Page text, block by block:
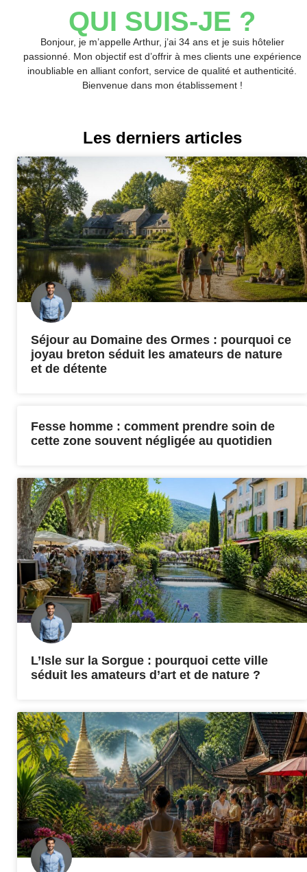
QUI SUIS-JE ?
Bonjour, je m’appelle Arthur, j’ai 34 ans et je suis hôtelier
passionné. Mon objectif est d’offrir à mes clients une expérience
inoubliable en alliant confort, service de qualité et authenticité.
Bienvenue dans mon établissement !
Les derniers articles
Séjour au Domaine des Ormes : pourquoi ce
joyau breton séduit les amateurs de nature
et de détente
Fesse homme : comment prendre soin de
cette zone souvent négligée au quotidien
L’Isle sur la Sorgue : pourquoi cette ville
séduit les amateurs d’art et de nature ?